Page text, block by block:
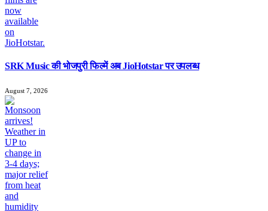
SRK Music की भोजपुरी फिल्में अब JioHotstar पर उपलब्ध
August 7, 2026